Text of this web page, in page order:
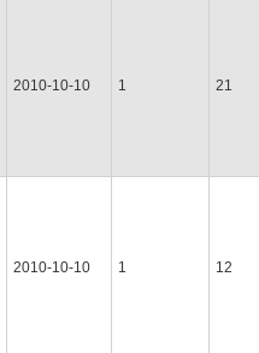
2010-10-10 1 21
2010-10-10 1 12